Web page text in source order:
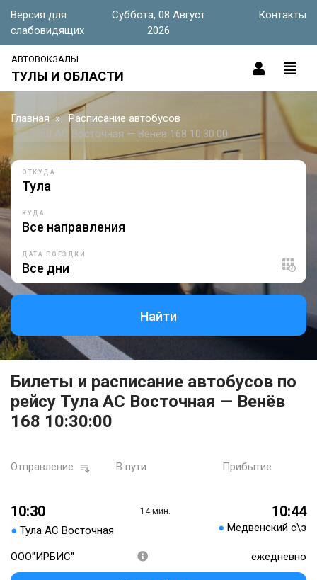
Версия для
слабовидящих
Суббота, 08 Август
2026
Контакты
АВТОВОКЗАЛЫ
ТУЛЫ И ОБЛАСТИ
Главная
Расписание автобусов
Тула АС Восточная — Венёв 168 10:30:00
ОТКУДА
КУДА
ДАТА ПОЕЗДКИ
Найти
Билеты и расписание автобусов по
рейсу Тула АС Восточная — Венёв
168 10:30:00
Отправление В пути Прибытие
10:30
● Тула АС Восточная
14 мин. 10:44
● Медвенский с\з
ООО"ИРБИС" ежедневно